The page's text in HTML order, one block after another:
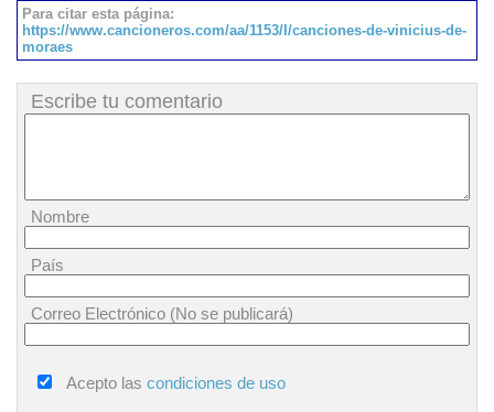
Para citar esta página:
https://www.cancioneros.com/aa/1153/I/canciones-de-vinicius-de-
moraes
Escribe tu comentario
Nombre
País
Correo Electrónico (No se publicará)
Acepto las condiciones de uso